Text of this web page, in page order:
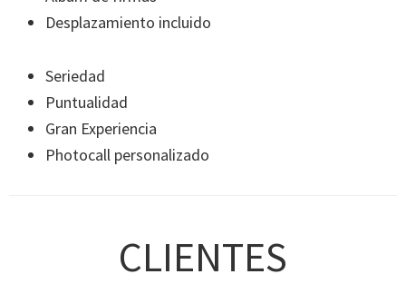
Desplazamiento incluido
Seriedad
Puntualidad
Gran Experiencia
Photocall personalizado
CLIENTES